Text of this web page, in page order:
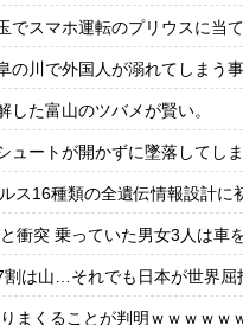
でスマホ運転のプリウスに当
の川で外国人が溺れてしまう事
した富山のツバメが賢い。
ュートが開かずに墜落してしま
ス16種類の全遺伝情報設計に
衝突 乗っていた男女3人は車
は山…それでも日本が世界屈
まくることが判明ｗｗｗｗｗ